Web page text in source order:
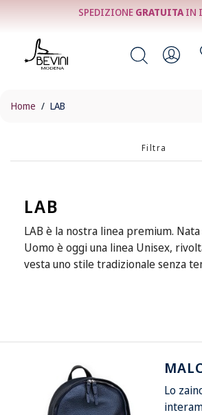
SPEDIZIONE GRATUITAIN
Home LAB
Filtra
LAB
LAB è la nostra linea premium.
Uomo è oggi una linea Unisex,
vesta uno stile tradizionale senza
Lo